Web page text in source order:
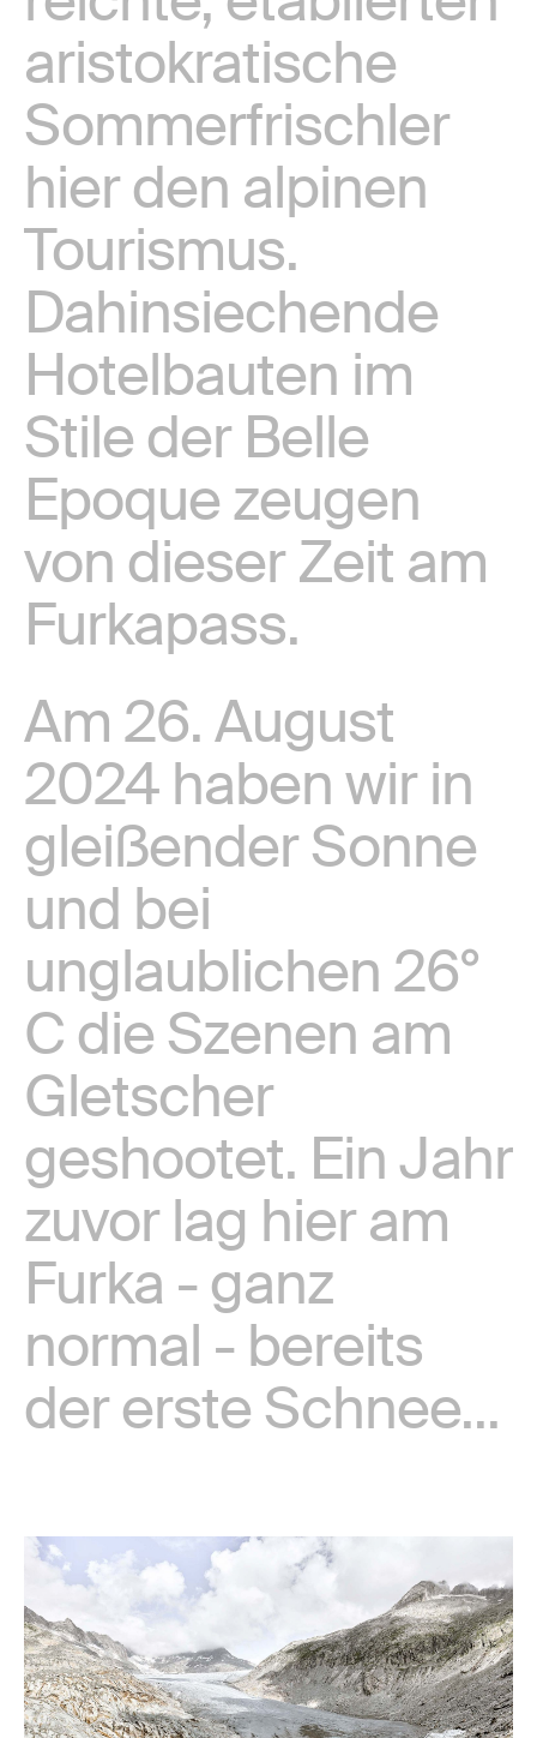
aristokratische
Sommerfrischler
hier den alpinen
Tourismus.
Dahinsiechende
Hotelbauten im
Stile der Belle
Epoque zeugen
von dieser Zeit am
Furkapass.
Am 26. August
2024 haben wir in
gleißender Sonne
und bei
unglaublichen 26°
C die Szenen am
Gletscher
geshootet. Ein Jahr
zuvor lag hier am
Furka - ganz
normal - bereits
der erste Schnee...